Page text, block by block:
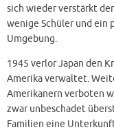
sich wieder verstärkt
wenige Schüler und ein
Umgebung.
1945 verlor Japan den
Amerika verwaltet.
Amerikanern verboten
zwar unbeschadet
Familien eine